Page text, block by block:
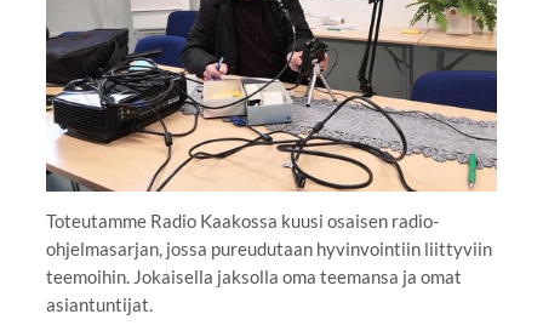
Toteutamme Radio Kaakossa kuusi osaisen radio-
ohjelmasarjan, jossa pureudutaan hyvinvointiin liittyviin
teemoihin. Jokaisella jaksolla oma teemansa ja omat
asiantuntijat.